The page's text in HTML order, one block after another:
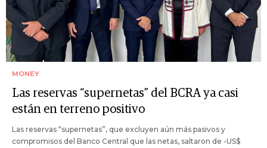
MONEY
Las reservas “supernetas” del BCRA ya casi
están en terreno positivo
Las reservas “supernetas”, que excluyen aún más pasivos y
compromisos del Banco Central que las netas, saltaron de -US$